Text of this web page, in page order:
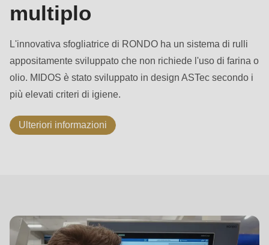
multiplo
L'innovativa sfogliatrice di RONDO ha un sistema di rulli
appositamente sviluppato che non richiede l'uso di farina o
olio. MIDOS è stato sviluppato in design ASTec secondo i
più elevati criteri di igiene.
Ulteriori informazioni